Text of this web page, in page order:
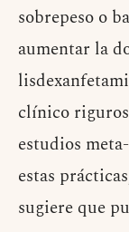
sobrepeso o
aumentar la
clínico
estudios
estas
sugiere que